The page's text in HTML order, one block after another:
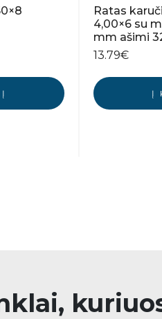
Ratas
4,00×6 su
mm ašimi
13.79€
Į